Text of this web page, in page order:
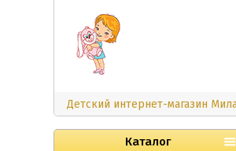
Детский интернет-магазин
Каталог